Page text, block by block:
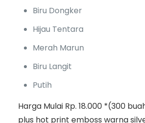
Biru Dongker
Hijau Tentara
Merah Marun
Biru Langit
Putih
Harga Mulai Rp. 18.000 *(300
plus hot print emboss warna